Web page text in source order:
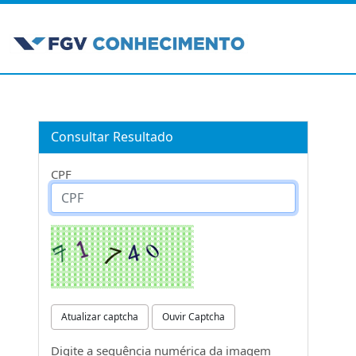
Consultar Resultado
CPF
Atualizar captcha Ouvir Captcha
Digite a sequência numérica da imagem